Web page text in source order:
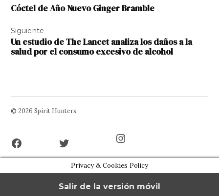
entradas
Cóctel de Año Nuevo Ginger Bramble
Siguiente
Un estudio de The Lancet analiza los daños a la
salud por el consumo excesivo de alcohol
© 2026 Spirit Hunters.
Privacy & Cookies Policy
Salir de la versión móvil